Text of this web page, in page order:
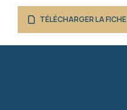
TÉLÉCHARGER LA FICHE